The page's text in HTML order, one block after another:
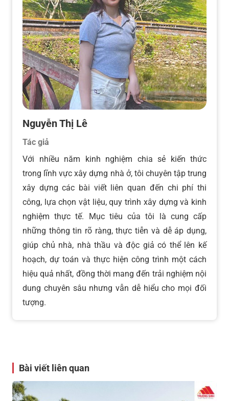
Nguyễn Thị Lê
Tác giả
Với nhiều năm kinh nghiệm chia sẻ kiến thức
trong lĩnh vực xây dựng nhà ở, tôi chuyên tập trung
xây dựng các bài viết liên quan đến chi phí thi
công, lựa chọn vật liệu, quy trình xây dựng và kinh
nghiệm thực tế. Mục tiêu của tôi là cung cấp
những thông tin rõ ràng, thực tiễn và dễ áp dụng,
giúp chủ nhà, nhà thầu và độc giả có thể lên kế
hoạch, dự toán và thực hiện công trình một cách
hiệu quả nhất, đồng thời mang đến trải nghiệm nội
dung chuyên sâu nhưng vẫn dễ hiểu cho mọi đối
tượng.
Bài viết liên quan